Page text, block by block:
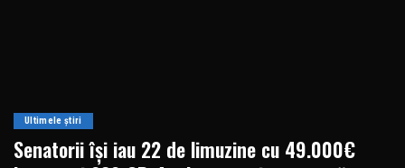
Ultimele știri
Senatorii își iau 22 de limuzine cu 49.000€